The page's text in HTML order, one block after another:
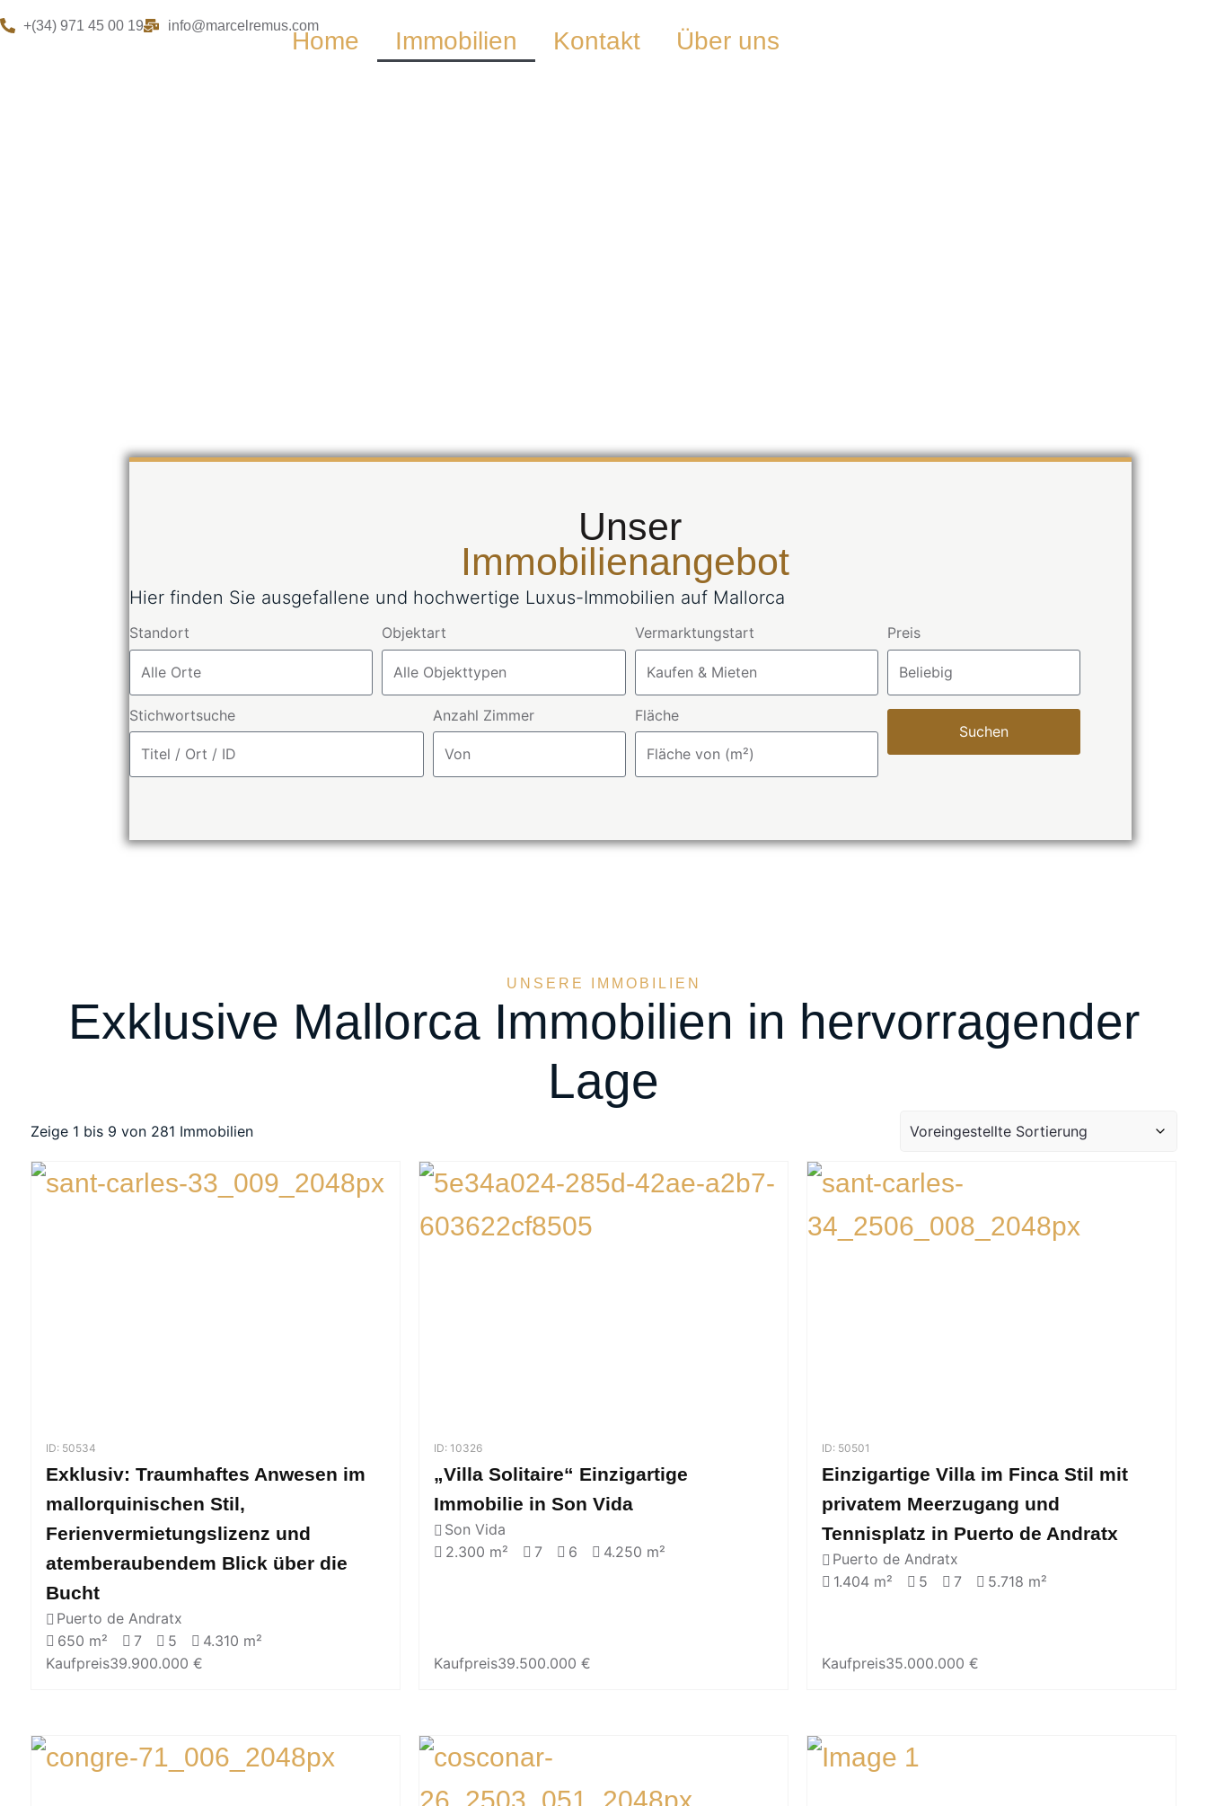
+(34) 971 45 00 19 info@marcelremus.com
Home Immobilien Kontakt Über uns
Unser
Immobilienangebot
Hier finden Sie ausgefallene und hochwertige Luxus-Immobilien auf Mallorca
Standort Objektart Vermarktungstart Preis
Stichwortsuche Anzahl Zimmer
Fläche
Suchen
UNSERE IMMOBILIEN
Exklusive Mallorca Immobilien in hervorragender
Lage
Zeige 1 bis 9 von 281 Immobilien
ID: 50534
Exklusiv: Traumhaftes Anwesen im
mallorquinischen Stil,
Ferienvermietungslizenz und
atemberaubendem Blick über die
Bucht
Puerto de Andratx
650 m²
7 5
4.310 m²
Kaufpreis39.900.000 €
ID: 10326
„Villa Solitaire“ Einzigartige
Immobilie in Son Vida
Son Vida
2.300 m²
7 6 4.250 m²
Kaufpreis39.500.000 €
ID: 50501
Einzigartige Villa im Finca Stil mit
privatem Meerzugang und
Tennisplatz in Puerto de Andratx
Puerto de Andratx
1.404 m²
5 7 5.718 m²
Kaufpreis35.000.000 €